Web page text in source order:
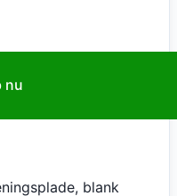
nu
blank